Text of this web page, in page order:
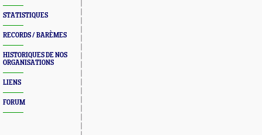
STATISTIQUES
RECORDS / BARÈMES
HISTORIQUES DE NOS
ORGANISATIONS
LIENS
FORUM